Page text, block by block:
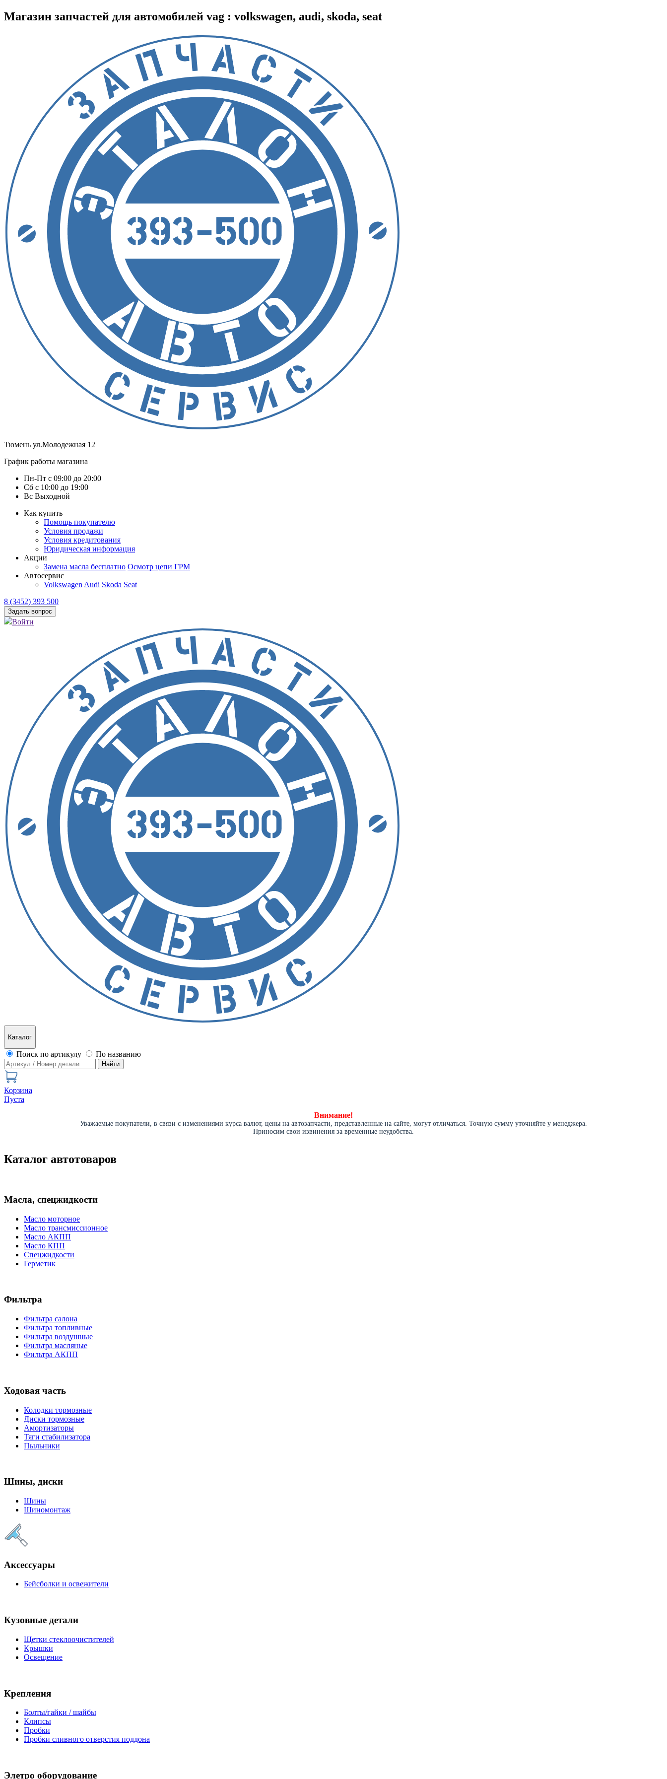
Магазин запчастей для автомобилей vag : volkswagen, audi, skoda, seat
Тюмень ул.Молодежная 12
График работы магазина
Пн-Пт с 09:00 до 20:00
Сб с 10:00 до 19:00
Вс Выходной
Как купить
Помощь покупателю
Условия продажи
Условия кредитования
Юридическая информация
Акции
Замена масла бесплатно Осмотр цепи ГРМ
Автосервис
Volkswagen Audi Skoda Seat
8 (3452) 393 500
Задать вопрос
Войти
Каталог
Поиск по артикулу По названию
Найти
Корзина
Пуста
Внимание!
Уважаемые покупатели, в связи с изменениями курса валют, цены на автозапчасти, представленные на сайте, могут отличаться. Точную сумму уточняйте у менеджера.
Приносим свои извинения за временные неудобства.
Каталог автотоваров
Масла, спецжидкости
Масло моторное
Масло трансмиссионное
Масло АКПП
Масло КПП
Спецжидкости
Герметик
Фильтра
Фильтра салона
Фильтра топливные
Фильтра воздушные
Фильтра масляные
Фильтра АКПП
Ходовая часть
Колодки тормозные
Диски тормозные
Амортизаторы
Тяги стабилизатора
Пыльники
Шины, диски
Шины
Шиномонтаж
Аксессуары
Бейсболки и освежители
Кузовные детали
Щетки стеклоочистителей
Крышки
Освещение
Крепления
Болты/гайки / шайбы
Клипсы
Пробки
Пробки сливного отверстия поддона
Элетро оборудование